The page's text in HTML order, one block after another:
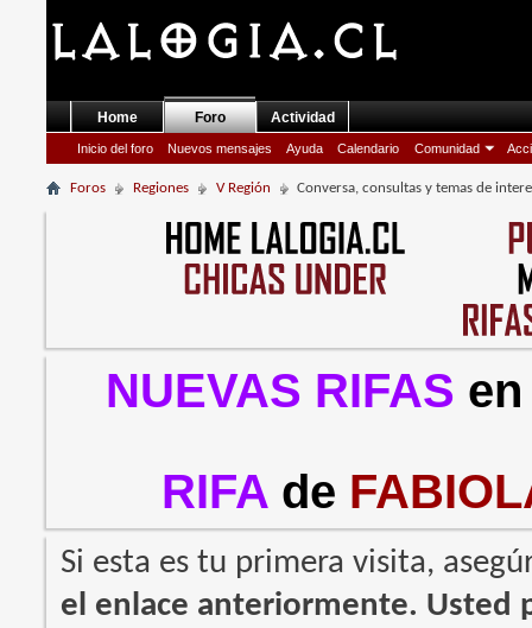
Home Foro
Inicio del foro Nuevos mensajes Ayuda Calendario Comunidad
Actividad
Foros Regiones V Región Conversa, consultas y temas de
NUEVAS RIFAS en
RIFA de
Si esta es tu primera visita,
el enlace anteriormente. Usted